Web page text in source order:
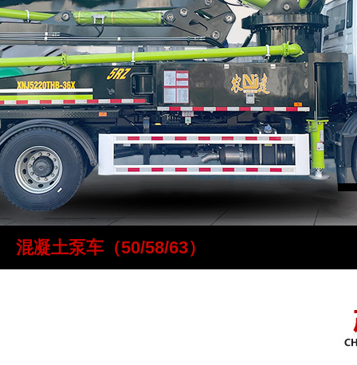
混凝土泵车（50/58/63）